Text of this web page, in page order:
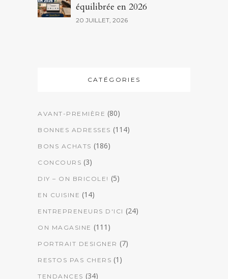
équilibrée en 2026
20 JUILLET, 2026
CATÉGORIES
AVANT-PREMIÈRE (80)
BONNES ADRESSES (114)
BONS ACHATS (186)
CONCOURS (3)
DIY – ON BRICOLE! (5)
EN CUISINE (14)
ENTREPRENEURS D'ICI (24)
ON MAGASINE (111)
PORTRAIT DESIGNER (7)
RESTOS PAS CHERS (1)
TENDANCES (34)